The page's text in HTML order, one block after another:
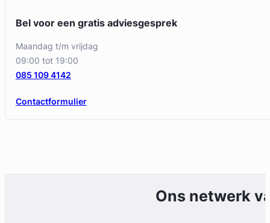
Bel voor een gratis adviesgesprek
maandag t/m vrijdag
09:00 tot 19:00
Contactformulier
085 109 4142
Ons netwerk